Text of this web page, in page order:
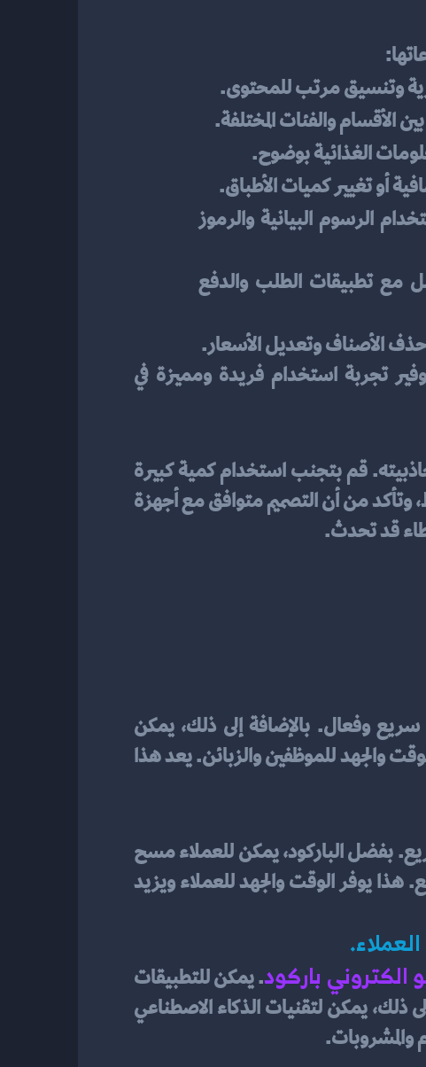
وتنسيق مرتب للمحتوى.
الأقسام والفئات المختلفة.
الغذائية بوضوح.
أو تغيير كميات الأطباق.
يفضل استخدام أقل قدر ممكن من النصوص المكتوبة واستخدام الرسوم البيانية والرموز
يجب أن يكون التصميم قابلاً للتكامل مع تطبيقات الطلب والدفع
الأصناف وتعديل الأسعار.
قد تحدث.
الكتروني باركود